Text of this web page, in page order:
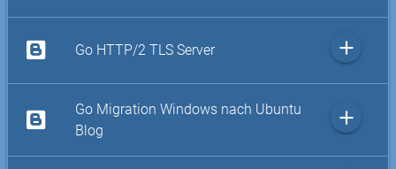
Go HTTP/2 TLS Server add
Go Migration Windows nach Ubuntu
Blog
add